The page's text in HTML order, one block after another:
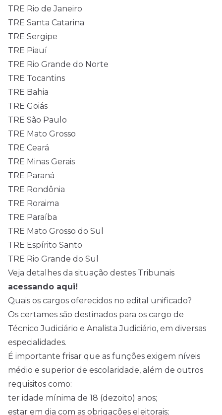
TRE Rio de Janeiro
TRE Santa Catarina
TRE Sergipe
TRE Piauí
TRE Rio Grande do Norte
TRE Tocantins
TRE Bahia
TRE Goiás
TRE São Paulo
TRE Mato Grosso
TRE Ceará
TRE Minas Gerais
TRE Paraná
TRE Rondônia
TRE Roraima
TRE Paraíba
TRE Mato Grosso do Sul
TRE Espírito Santo
TRE Rio Grande do Sul
Veja detalhes da situação destes Tribunais
acessando aqui!
Quais os cargos oferecidos no edital unificado?
Os certames são destinados para os cargo de
Técnico Judiciário e Analista Judiciário, em diversas
especialidades.
É importante frisar que as funções exigem níveis
médio e superior de escolaridade, além de outros
requisitos como:
ter idade mínima de 18 (dezoito) anos;
estar em dia com as obrigações eleitorais;